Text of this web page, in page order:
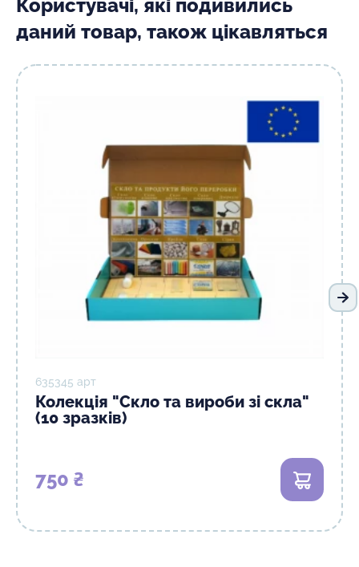
Користувачі, які подивились
даний товар, також цікавляться
635345 арт
Колекція "Скло та вироби зі скла"
(10 зразків)
750 ₴ В кошик